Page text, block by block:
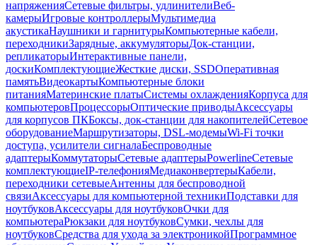
напряженияСетевые фильтры, удлинителиВеб-
камерыИгровые контроллерыМультимедиа
акустикаНаушники и гарнитурыКомпьютерные кабели,
переходникиЗарядные, аккумуляторыДок-станции,
репликаторыИнтерактивные панели,
доскиКомплектующиеЖесткие диски, SSDОперативная
памятьВидеокартыКомпьютерные блоки
питанияМатеринские платыСистемы охлажденияКорпуса для
компьютеровПроцессорыОптические приводыАксессуары
для корпусов ПКБоксы, док-станции для накопителейСетевое
оборудованиеМаршрутизаторы, DSL-модемыWi-Fi точки
доступа, усилители сигналаБеспроводные
адаптерыКоммутаторыСетевые адаптерыPowerlineСетевые
комплектующиеIP-телефонияМедиаконвертерыКабели,
переходники сетевыеАнтенны для беспроводной
связиАксессуары для компьютерной техникиПодставки для
ноутбуковАксессуары для ноутбуковОчки для
компьютераРюкзаки для ноутбуковСумки, чехлы для
ноутбуковСредства для ухода за электроникойПрограммное